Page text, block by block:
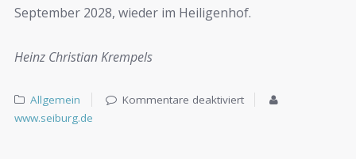
September 2028, wieder im Heiligenhof.
Heinz Christian Krempels
Allgemein
Kommentare deaktiviert
www.seiburg.de